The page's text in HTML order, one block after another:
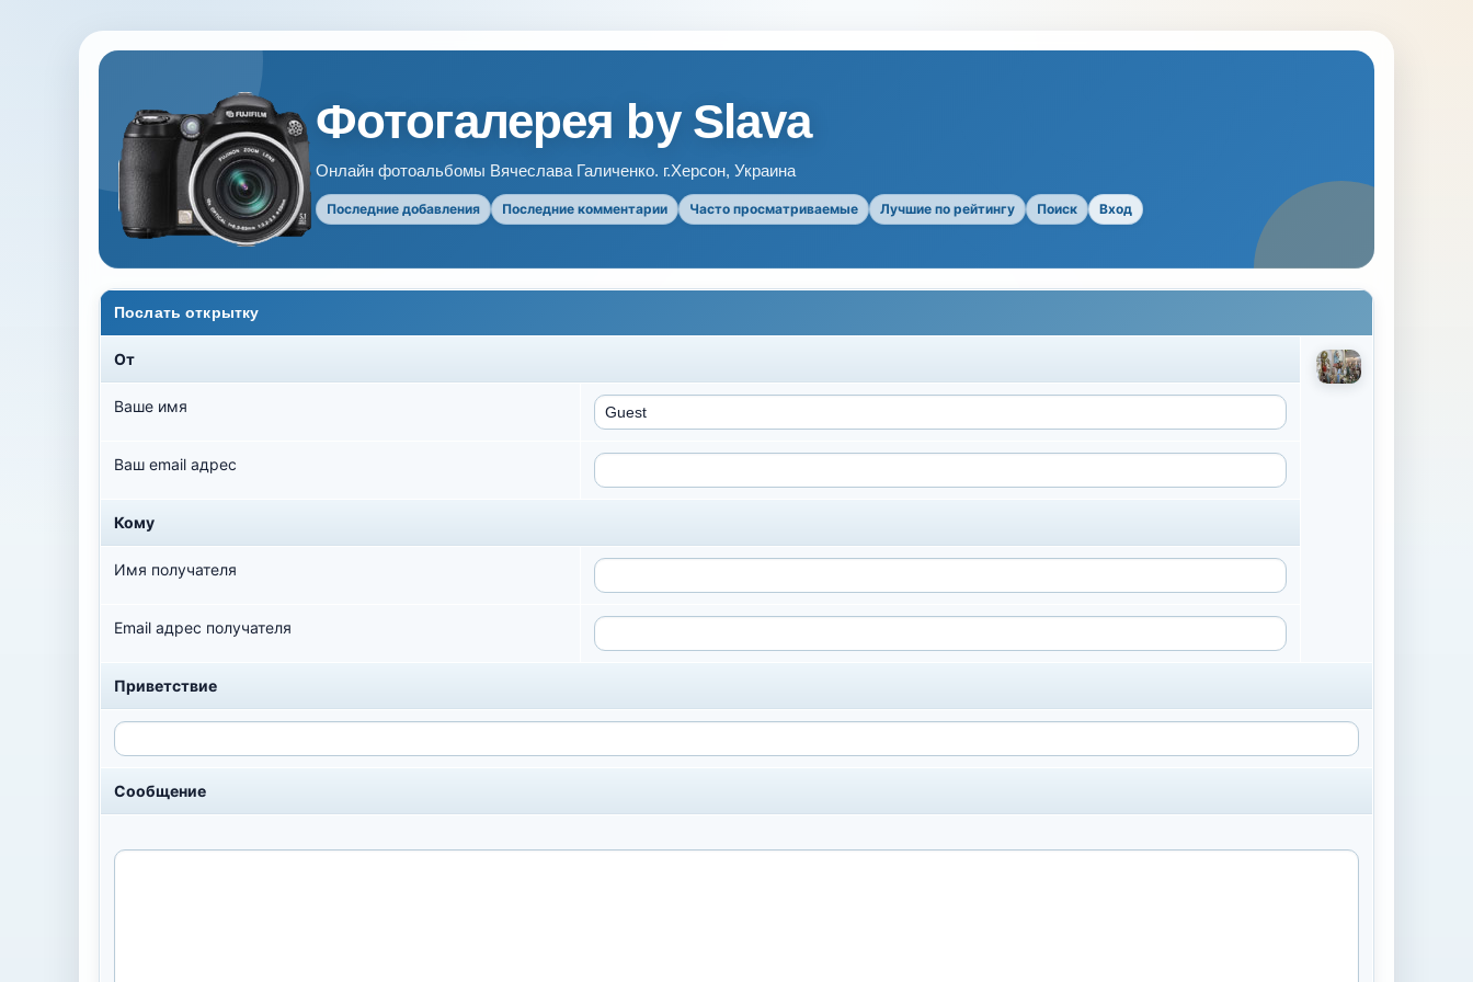
Фотогалерея by Slava
Онлайн фотоальбомы Вячеслава Галиченко. г.Херсон, Украина
Последние добавления Последние комментарии Часто просматриваемые Лучшие по рейтингу Поиск Вход
Послать открытку
От
Ваше имя
Ваш email адрес
Кому
Имя получателя
Email адрес получателя
Приветствие
Сообщение